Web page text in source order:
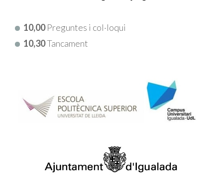
10,00Preguntes i col·loqui
10,30Tancament